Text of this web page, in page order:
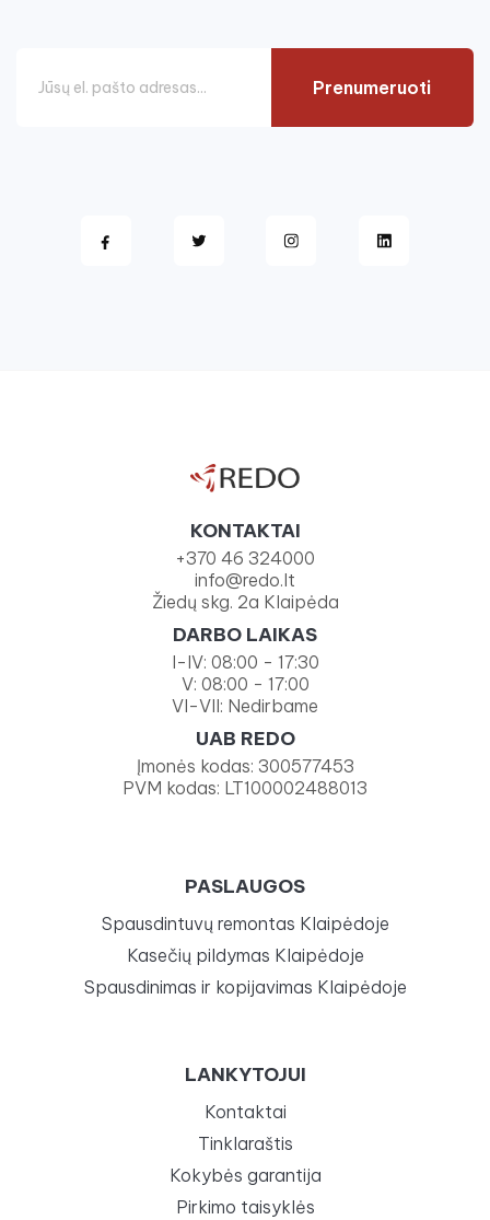
Prenumeruoti
KONTAKTAI
+370 46 324000
info@redo.lt
Žiedų skg. 2a Klaipėda
DARBO LAIKAS
I-IV: 08:00 - 17:30
V: 08:00 - 17:00
VI-VII: Nedirbame
UAB REDO
Įmonės kodas: 300577453
PVM kodas: LT100002488013
PASLAUGOS
Spausdintuvų remontas Klaipėdoje
Kasečių pildymas Klaipėdoje
Spausdinimas ir kopijavimas Klaipėdoje
LANKYTOJUI
Kontaktai
Tinklaraštis
Kokybės garantija
Pirkimo taisyklės